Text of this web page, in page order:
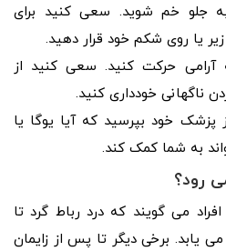
جلو خم شوید. سعی کنید برای
یا روی شکم خود قرار دهید.
آرامی حرکت کنید. سعی کنید از
ناگهانی خودداری کنید.
پزشک خود بپرسید که آیا یوگا یا
به شما کمک کند.
رود؟
می گویند که درد رباط گرد تا
برخی دیگر تا پس از زایمان